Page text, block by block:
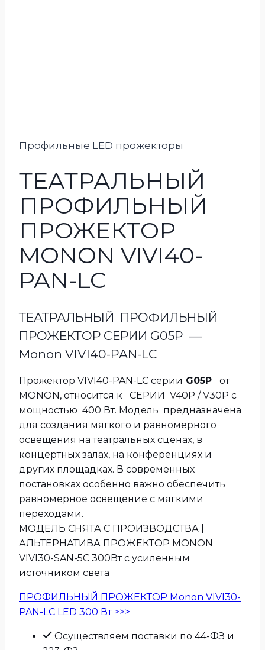
Профильные LED прожекторы
ТЕАТРАЛЬНЫЙ
ПРОФИЛЬНЫЙ
ПРОЖЕКТОР
MONON VIVI40-
PAN-LC
ТЕАТРАЛЬНЫЙ ПРОФИЛЬНЫЙ
ПРОЖЕКТОР СЕРИИ G05P —
Monon VIVI40-PAN-LC
Прожектор VIVI40-PAN-LC серии G05P
от
MONON, относится к СЕРИИ V40P / V30P с
мощностью 400 Вт. Модель предназначена
для создания мягкого и равномерного
освещения на театральных сценах, в
концертных залах, на конференциях и
других площадках. В современных
постановках особенно важно обеспечить
равномерное освещение с мягкими
переходами.
МОДЕЛЬ СНЯТА С ПРОИЗВОДСТВА |
АЛЬТЕРНАТИВА ПРОЖЕКТОР MONON
VIVI30-SAN-5C 300Вт с усиленным
источником света
ПРОФИЛЬНЫЙ ПРОЖЕКТОР Monon VIVI30-
PAN-LC LED 300 Вт >>>
Осуществляем поставки по 44-ФЗ и